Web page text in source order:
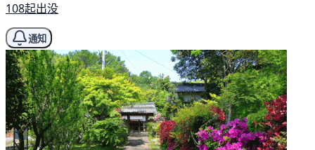
108起出没
通知